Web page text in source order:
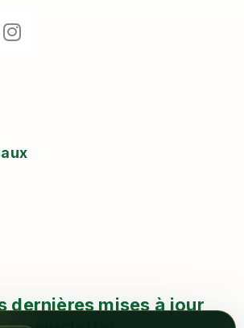
dernières mises à jour